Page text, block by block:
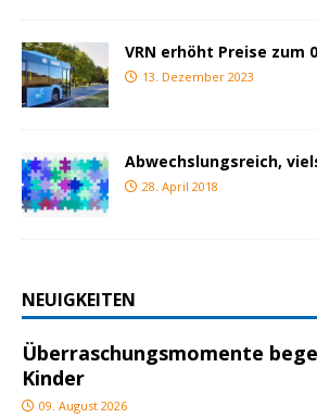
VRN erhöht Preise zum
13. Dezember 2023
Abwechslungsreich,
28. April 2018
NEUIGKEITEN
Überraschungsmomente
Kinder
09. August 2026